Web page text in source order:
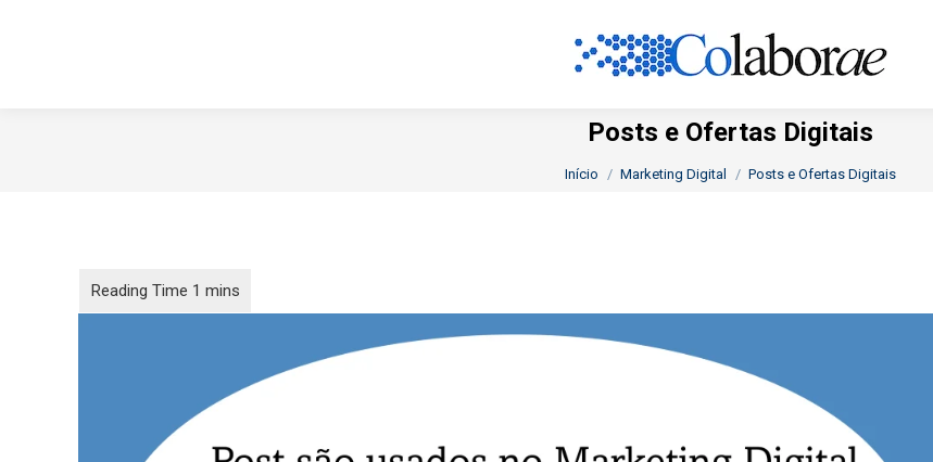
Posts e Ofertas Digitais
Você está aqui:
Início Marketing Digital Posts e Ofertas Digitais